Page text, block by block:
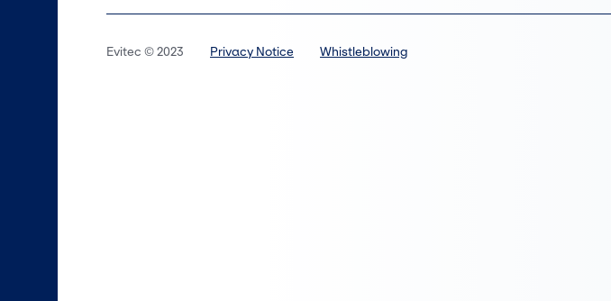
Evitec © 2023 Privacy Notice Whistleblowing